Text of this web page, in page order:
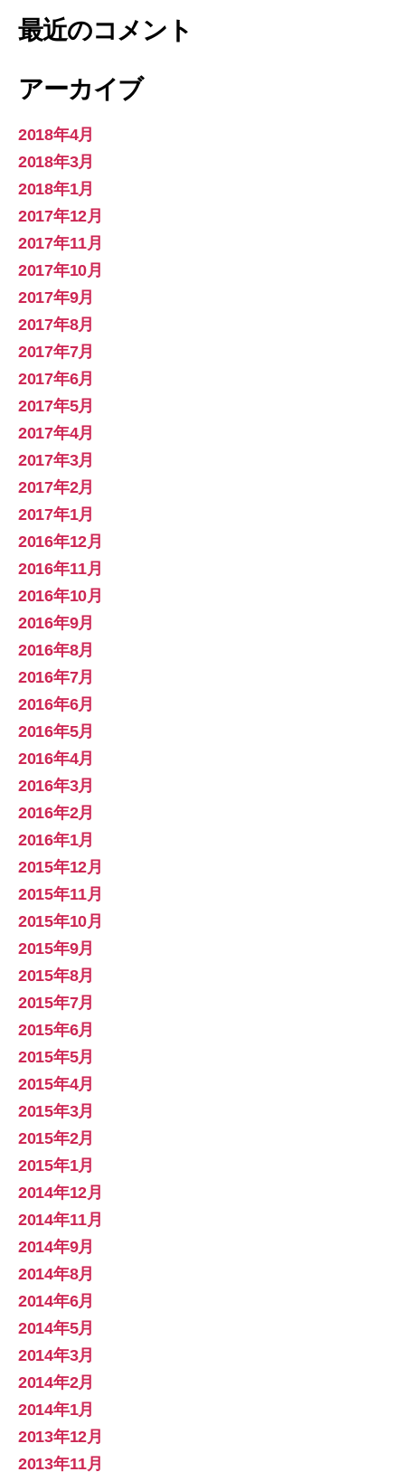
最近のコメント
アーカイブ
2018年4月
2018年3月
2018年1月
2017年12月
2017年11月
2017年10月
2017年9月
2017年8月
2017年7月
2017年6月
2017年5月
2017年4月
2017年3月
2017年2月
2017年1月
2016年12月
2016年11月
2016年10月
2016年9月
2016年8月
2016年7月
2016年6月
2016年5月
2016年4月
2016年3月
2016年2月
2016年1月
2015年12月
2015年11月
2015年10月
2015年9月
2015年8月
2015年7月
2015年6月
2015年5月
2015年4月
2015年3月
2015年2月
2015年1月
2014年12月
2014年11月
2014年9月
2014年8月
2014年6月
2014年5月
2014年3月
2014年2月
2014年1月
2013年12月
2013年11月